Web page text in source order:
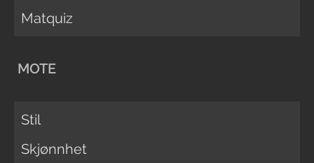
Matquiz
MOTE
Stil
Skjønnhet